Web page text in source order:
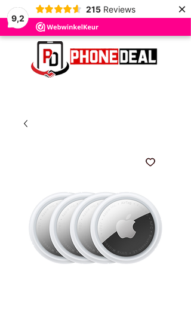
9,2
215 Reviews ×